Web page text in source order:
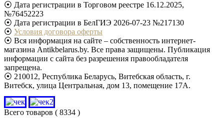
⦿ Дата регистрации в Торговом реестре 16.12.2025,
№76452223
⦿ Дата регистрации в БелГИЭ 2026-07-23 №217130
⦿ Условия договора оферты
⦿ Вся информация на сайте – собственность интернет-
магазина Antikbelarus.by. Все права защищены. Публикация
информации с сайта без разрешения правообладателя
запрещена.
⦿ 210012, Республика Беларусь, Витебская область, г.
Витебск, улица Центральная, дом 13, помещение 17А.
Всего товаров ( 8334 )